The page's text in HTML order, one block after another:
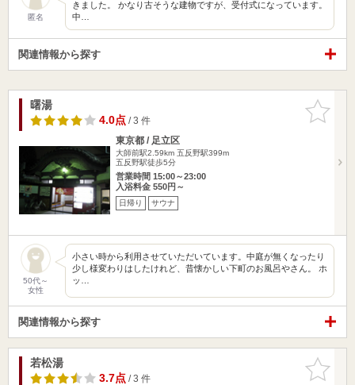
匿名
きました。 かなり古そうな建物ですが、受付式になっています。
中…
関連情報から探す
お気に入
りに追加
曙湯
4.0点/ 3 件
東京都 / 足立区
大師前駅2.59km 五反野駅399m
五反野駅徒歩5分
営業時間 15:00～23:00
入浴料金 550円～
日帰り サウナ
50代～
女性
小さい時から利用させていただいています。中庭が無くなったり
少し様変わりはしたけれど、昔懐かしい下町のお風呂やさん。 ホ
ッ…
関連情報から探す
お気に入
りに追加
若松湯
3.7点/ 3 件